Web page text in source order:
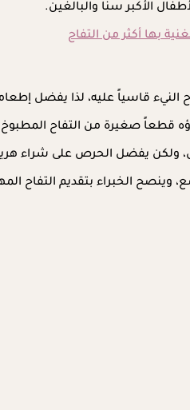
الأكبر سنًا والبالغين.
بها أكثر من التفاح
النيء قاسياً عليه، لذا يفضل
قطعاً صغيرة من التفاح
ولكن يفضل الحرص على شراء
الخبراء بتقديم التفاح